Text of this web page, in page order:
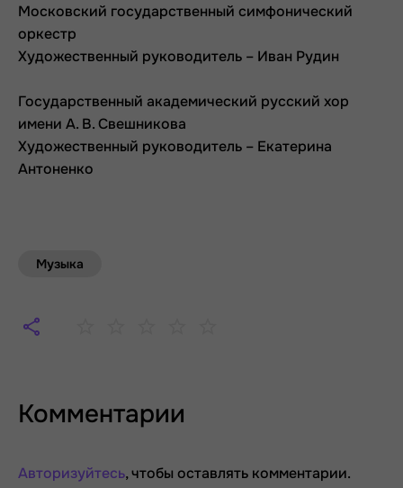
Московский государственный симфонический
оркестр
Художественный руководитель – Иван Рудин
Государственный академический русский хор
имени А. В. Свешникова
Художественный руководитель – Екатерина
Антоненко
Музыка
Комментарии
Авторизуйтесь, чтобы оставлять комментарии.